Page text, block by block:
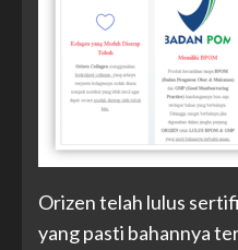
Orizen telah lulus
yang pasti bahannya